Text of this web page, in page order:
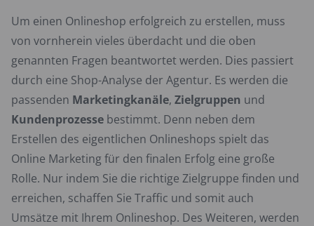
Um einen Onlineshop erfolgreich zu erstellen, muss
von vornherein vieles überdacht und die oben
genannten Fragen beantwortet werden. Dies passiert
durch eine Shop-Analyse der Agentur. Es werden die
passenden Marketingkanäle, Zielgruppen und
Kundenprozesse bestimmt. Denn neben dem
Erstellen des eigentlichen Onlineshops spielt das
Online Marketing für den finalen Erfolg eine große
Rolle. Nur indem Sie die richtige Zielgruppe finden und
erreichen, schaffen Sie Traffic und somit auch
Umsätze mit Ihrem Onlineshop. Des Weiteren, werden